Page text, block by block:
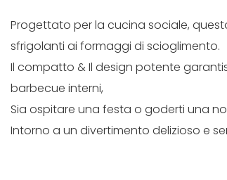
Progettato per la cucina sociale,
sfrigolanti ai formaggi di scioglimento.
Il compatto & Il design potente
barbecue interni,
Sia ospitare una festa o goderti una
Intorno a un divertimento delizioso e